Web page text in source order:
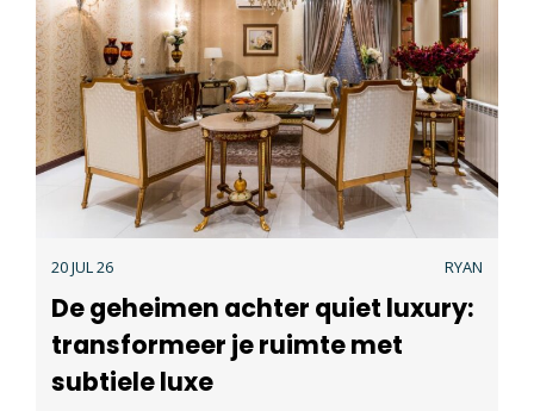
20 JUL 26 RYAN
De geheimen achter quiet luxury:
transformeer je ruimte met
subtiele luxe